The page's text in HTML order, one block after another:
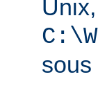
sous